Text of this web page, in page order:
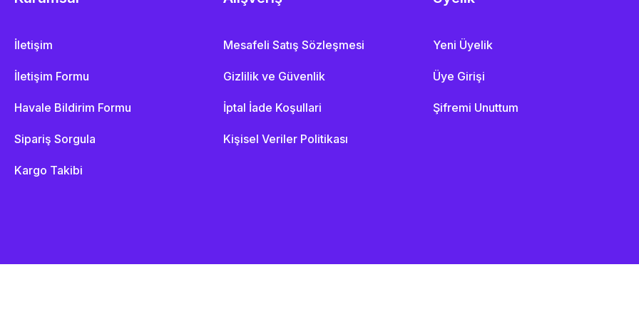
İletişim
İletişim Formu
Havale Bildirim Formu
Sipariş Sorgula
Kargo Takibi
Mesafeli Satış Sözleşmesi
Gizlilik ve Güvenlik
İptal İade Koşullari
Kişisel Veriler Politikası
Yeni Üyelik
Üye Girişi
Şifremi Unuttum